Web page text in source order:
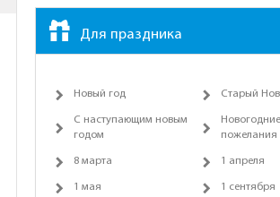
Для праздника
Новый год Старый
С наступающим новым
годом
Новогодние
пожелания
8 марта 1 апреля
1 мая 1 сентября